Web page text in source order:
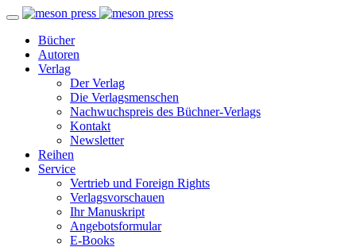
Bücher
Autoren
Verlag
Der Verlag
Die Verlagsmenschen
Nachwuchspreis des Büchner-Verlags
Kontakt
Newsletter
Reihen
Service
Vertrieb und Foreign Rights
Verlagsvorschauen
Ihr Manuskript
Angebotsformular
E-Books